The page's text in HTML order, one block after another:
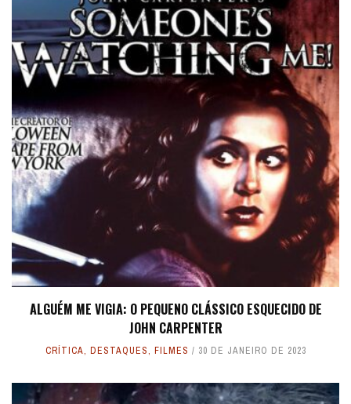
ALGUÉM ME VIGIA: O PEQUENO CLÁSSICO ESQUECIDO DE
JOHN CARPENTER
CRÍTICA, DESTAQUES, FILMES 30 DE JANEIRO DE 2023